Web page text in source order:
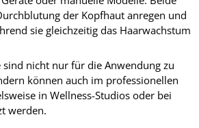
der Kopfhaut anregen und
sie gleichzeitig das Haarwachstum
sind nicht nur für die Anwendung zu
können auch im professionellen
in Wellness-Studios oder bei
werden.